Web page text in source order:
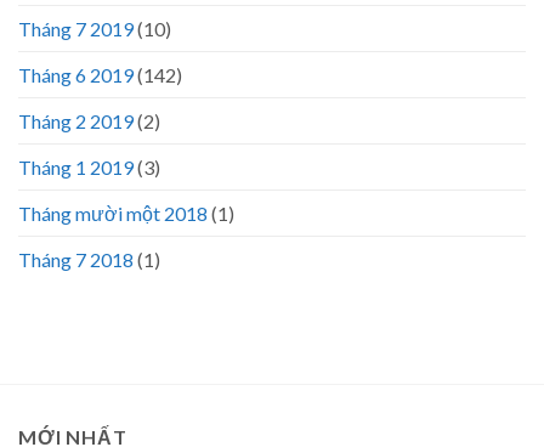
Tháng 7 2019(10)
Tháng 6 2019(142)
Tháng 2 2019(2)
Tháng 1 2019(3)
Tháng mười một 2018 (1)
Tháng 7 2018 (1)
MỚI NHẤT